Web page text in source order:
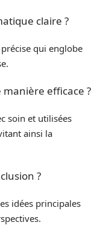
claire ?
qui englobe
efficace ?
soin et utilisées
ainsi la
?
idées principales